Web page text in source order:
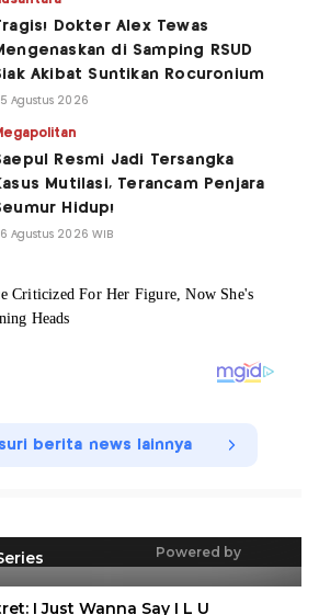
Dokter Alex Tewas
di Samping RSUD
Akibat Suntikan Rocuronium
Agustus 2026
Resmi Jadi Tersangka
Mutilasi, Terancam Penjara
Hidup!
Agustus 2026 WIB
berita news lainnya